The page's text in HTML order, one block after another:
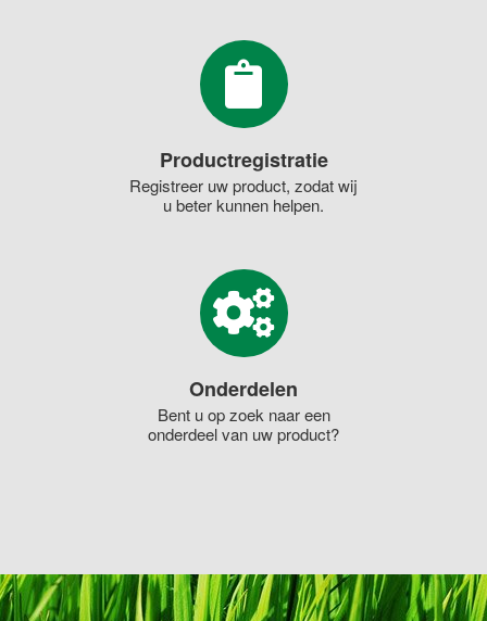
Productregistratie
Registreer uw product, zodat wij
u beter kunnen helpen.
Onderdelen
Bent u op zoek naar een
onderdeel van uw product?